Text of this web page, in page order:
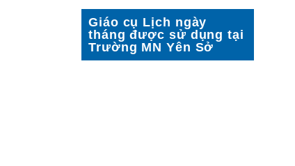
Giáo cụ Lịch ngày
tháng được sử dụng tại
Trường MN Yên Sở